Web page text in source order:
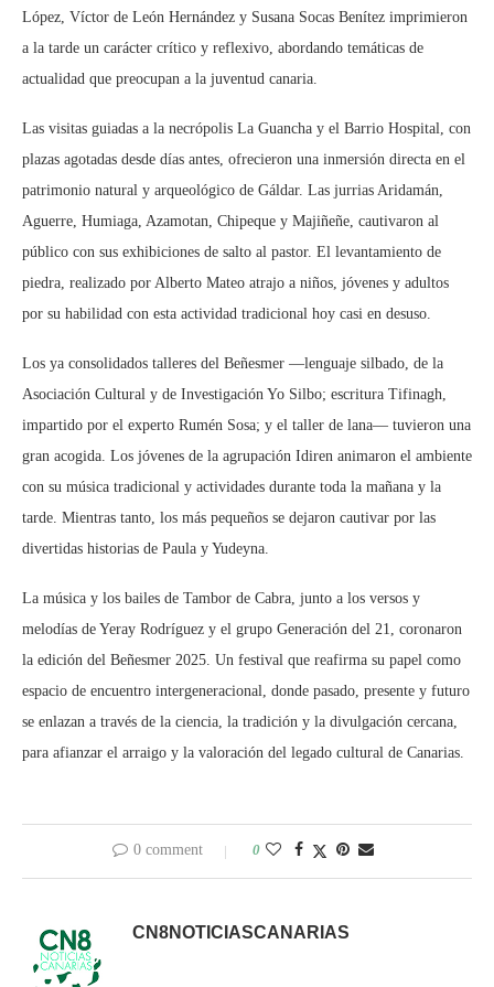
López, Víctor de León Hernández y Susana Socas Benítez imprimieron
a la tarde un carácter crítico y reflexivo, abordando temáticas de
actualidad que preocupan a la juventud canaria.
Las visitas guiadas a la necrópolis La Guancha y el Barrio Hospital, con
plazas agotadas desde días antes, ofrecieron una inmersión directa en el
patrimonio natural y arqueológico de Gáldar. Las jurrias Aridamán,
Aguerre, Humiaga, Azamotan, Chipeque y Majiñeñe, cautivaron al
público con sus exhibiciones de salto al pastor. El levantamiento de
piedra, realizado por Alberto Mateo atrajo a niños, jóvenes y adultos
por su habilidad con esta actividad tradicional hoy casi en desuso.
Los ya consolidados talleres del Beñesmer —lenguaje silbado, de la
Asociación Cultural y de Investigación Yo Silbo; escritura Tifinagh,
impartido por el experto Rumén Sosa; y el taller de lana— tuvieron una
gran acogida. Los jóvenes de la agrupación Idiren animaron el ambiente
con su música tradicional y actividades durante toda la mañana y la
tarde. Mientras tanto, los más pequeños se dejaron cautivar por las
divertidas historias de Paula y Yudeyna.
La música y los bailes de Tambor de Cabra, junto a los versos y
melodías de Yeray Rodríguez y el grupo Generación del 21, coronaron
la edición del Beñesmer 2025. Un festival que reafirma su papel como
espacio de encuentro intergeneracional, donde pasado, presente y futuro
se enlazan a través de la ciencia, la tradición y la divulgación cercana,
para afianzar el arraigo y la valoración del legado cultural de Canarias.
0 comment 0
CN8NOTICIASCANARIAS